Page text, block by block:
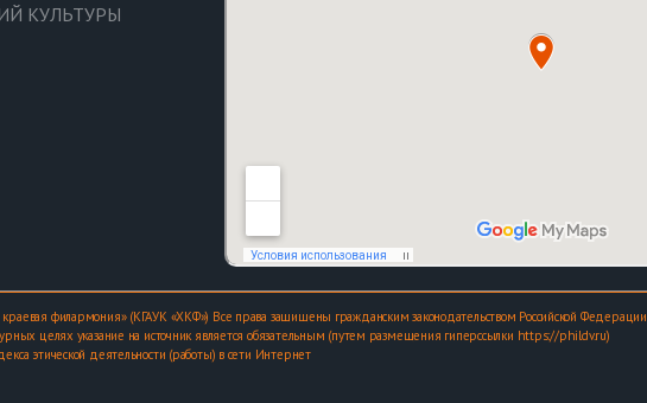
КУЛЬТУРЫ
филармония» (КГАУК «ХКФ») Все права защищены гражданским законодательством Российской Федерации.
целях указание на источник является обязательным (путем размещения гиперссылки https://phildv.ru)
этической деятельности (работы) в сети Интернет